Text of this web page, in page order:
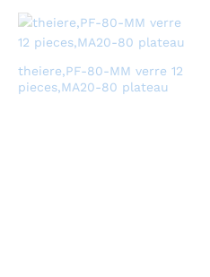
theiere,PF-80-MM verre 12
pieces,MA20-80 plateau